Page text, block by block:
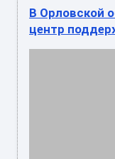
В Орловской
центр